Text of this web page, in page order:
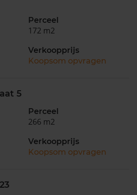
Perceel
172 m2
Verkoopprijs
Koopsom opvragen
5
Perceel
266 m2
Verkoopprijs
Koopsom opvragen